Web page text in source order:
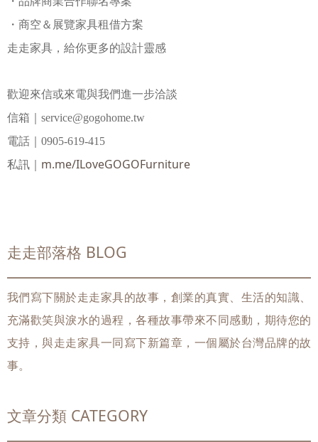
・商空＆展覽家具租借方案
走走家具，給你更多的設計靈感
歡迎來信或來電與我們進一步洽談
信箱｜service@gogohome.tw
電話｜0905-619-415
私訊｜ m.me/ILoveGOGOFurniture
走走部落格 BLOG
我們寫下關於走走家具的故事，創業的真實、生活的知識、
充滿歡笑與淚水的過程，各種故事帶來不同感動，期待您的
支持，與走走家具一同寫下新篇章，一個屬於台灣品牌的故
事。
文章分類 CATEGORY